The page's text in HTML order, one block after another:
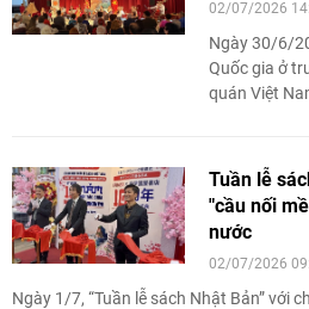
02/07/2026
Ngày 30/6/
Quốc gia ở
quán Việt
(VNCT),
Pháp và Ban
tổ chức
Nam tại
Tuần lễ
"cầu nối
nước
02/07/2026
Ngày 1/7, “Tuần lễ sách Nhật Bản” với